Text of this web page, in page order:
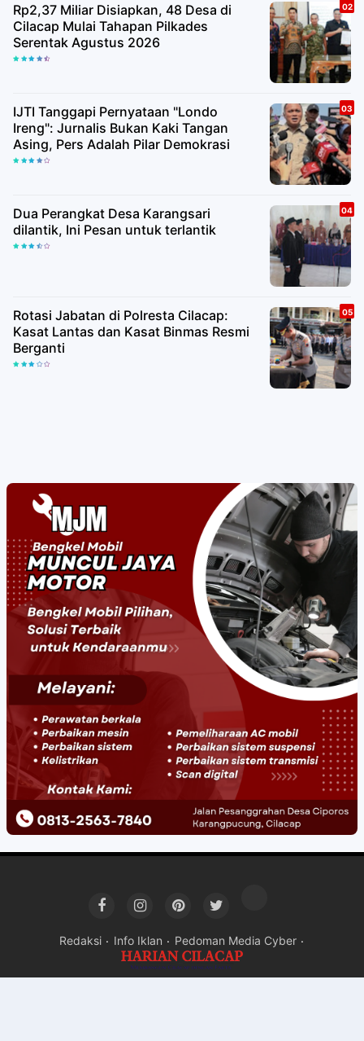
Rp2,37 Miliar Disiapkan, 48 Desa di
Cilacap Mulai Tahapan Pilkades
Serentak Agustus 2026
IJTI Tanggapi Pernyataan "Londo
Ireng": Jurnalis Bukan Kaki Tangan
Asing, Pers Adalah Pilar Demokrasi
Dua Perangkat Desa Karangsari
dilantik, Ini Pesan untuk terlantik
Rotasi Jabatan di Polresta Cilacap:
Kasat Lantas dan Kasat Binmas Resmi
Berganti
Redaksi Info Iklan Pedoman Media Cyber